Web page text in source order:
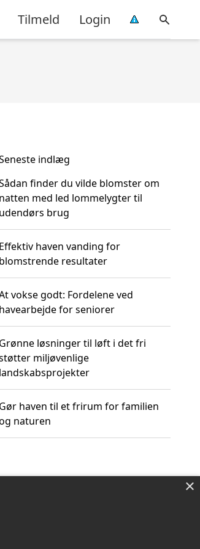
Tilmeld Login
indlæg
finder du vilde blomster om
natten med led lommelygter til
udendørs brug
Effektiv haven vanding for
blomstrende resultater
vokse godt: Fordelene ved
havearbejde for seniorer
Grønne løsninger til løft i det fri
miljøvenlige
landskabsprojekter
Gør haven til et frirum for familien
naturen
×